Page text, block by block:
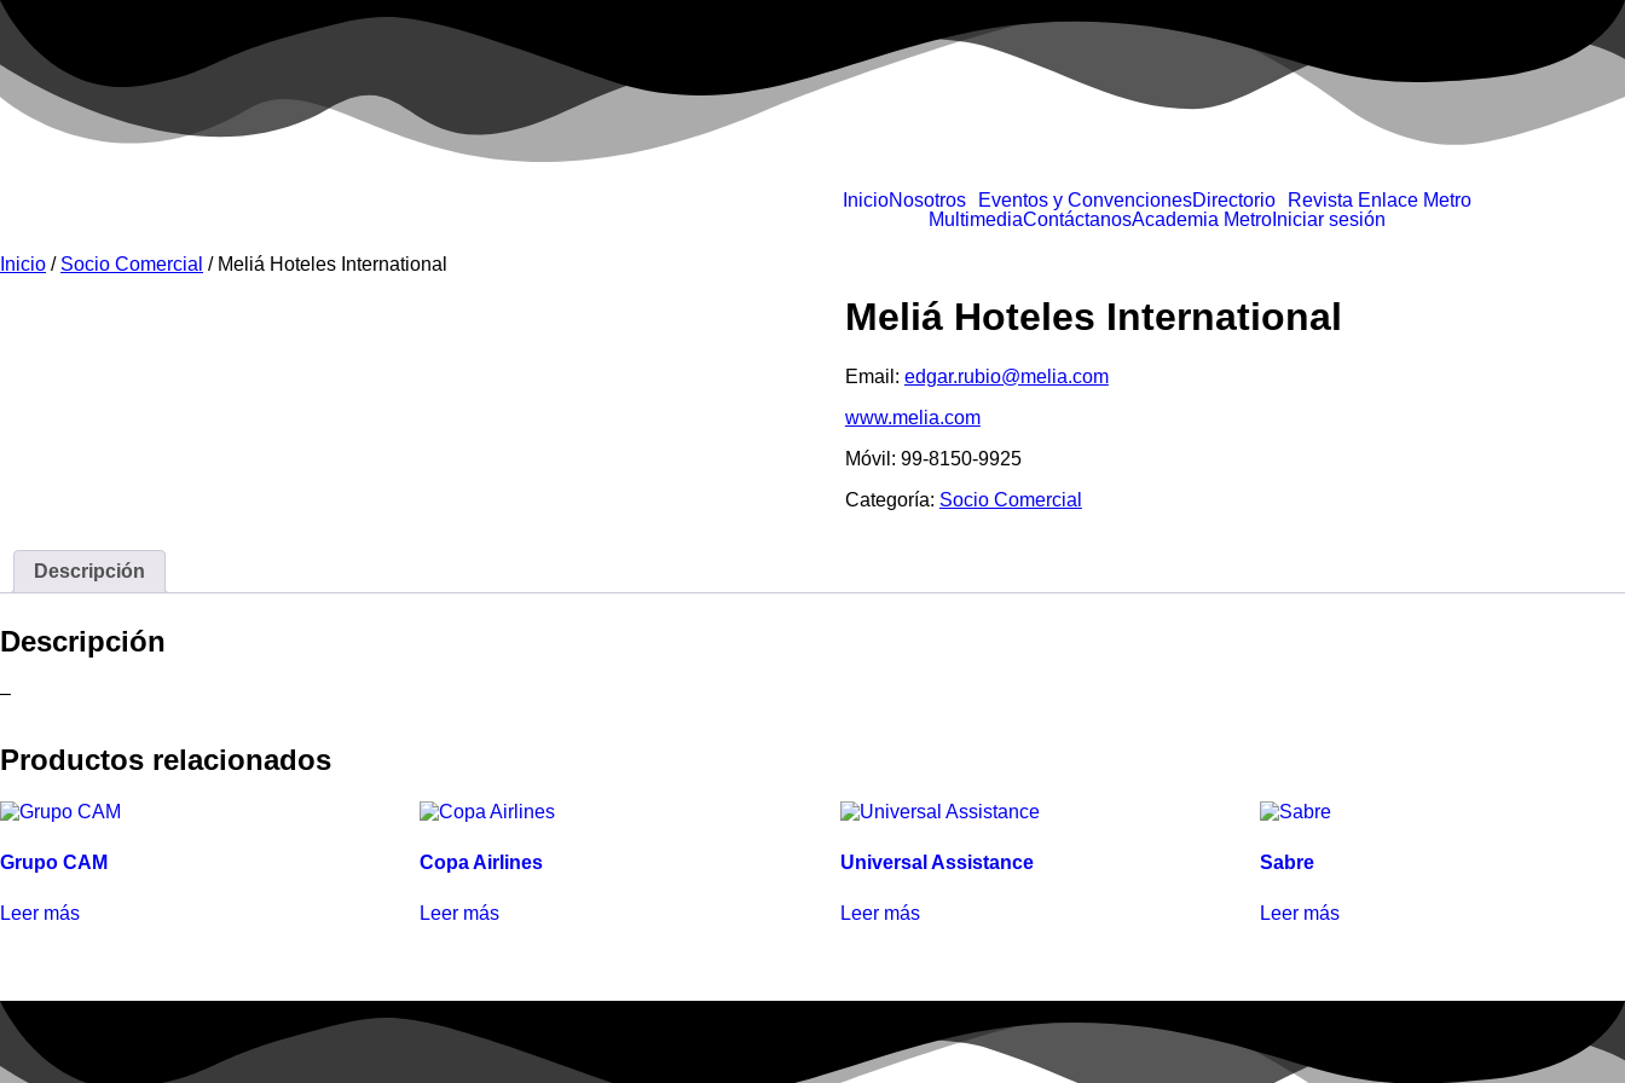
InicioNosotros Eventos y ConvencionesDirectorio
Revista Enlace Metro
MultimediaContáctanosAcademia Metro Iniciar sesión
Inicio / Socio Comercial / Meliá Hoteles International
Meliá Hoteles International
Email: edgar.rubio@melia.com
www.melia.com
Móvil: 99-8150-9925
Categoría: Socio Comercial
Descripción
Descripción
–
Productos relacionados
Grupo CAM
Leer más
Copa Airlines
Leer más
Universal Assistance
Leer más
Sabre
Leer más